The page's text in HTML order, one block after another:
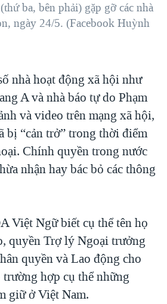
ba, bên phải) gặp gỡ các nhà
ngày 24/5. (Facebook Huỳnh
nhà hoạt động xã hội như
A và nhà báo tự do Phạm
và video trên mạng xã hội,
bị “cản trở” trong thời điểm
Chính quyền trong nước
nhận hay bác bỏ các thông
Việt Ngữ biết cụ thể tên họ
quyền Trợ lý Ngoại trưởng
quyền và Lao động cho
hợp cụ thể những
giữ ở Việt Nam.